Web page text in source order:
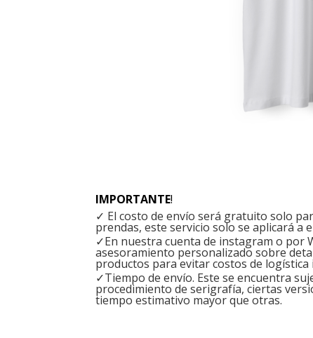
IMPORTANTE!
✓ El costo de envío será gratuito solo
prendas, este servicio solo se aplicará a
✓En nuestra cuenta de instagram o por
asesoramiento personalizado sobre
productos para evitar costos de logística
✓Tiempo de envío. Este se encuentra
procedimiento de serigrafía, ciertas
tiempo estimativo mayor que otras.